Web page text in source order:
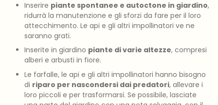
Inserire piante spontanee e autoctone in giardino,
ridurrà la manutenzione e gli sforzi da fare per il loro
attecchimento. Le api e gli altri impollinatori ve ne
saranno grati.
Inserite in giardino piante di varie altezze, compresi
alberi e arbusti in fiore.
Le farfalle, le api e gli altri impollinatori hanno bisogno
di riparo per nascondersi dai predatori, allevare i
loro piccoli e per trasformarsi. Se possibile, lasciate